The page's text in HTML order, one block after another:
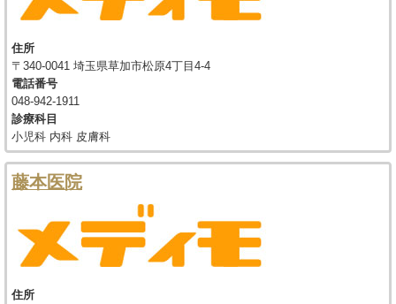
住所
〒340-0041 埼玉県草加市松原4丁目4-4
電話番号
048-942-1911
診療科目
小児科 内科 皮膚科
藤本医院
住所